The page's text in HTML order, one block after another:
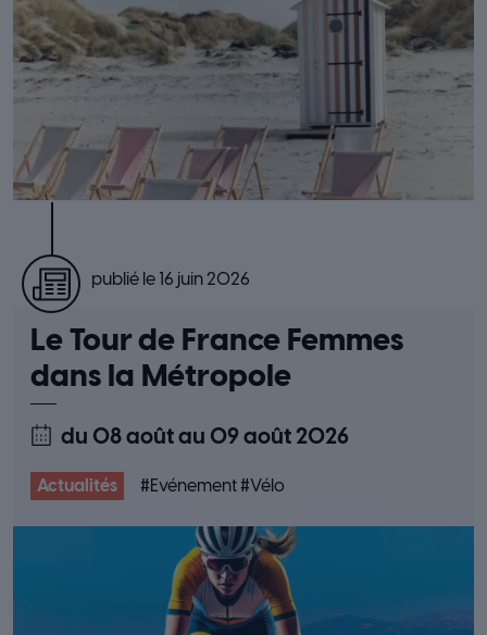
publié le 16 juin 2026
Le Tour de France Femmes
dans la Métropole
du 08 aoûtau 09 août 2026
Actualités #Evénement#Vélo